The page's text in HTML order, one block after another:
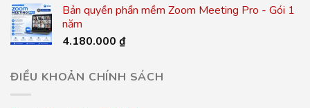
Bản quyền phần mềm Zoom Meeting Pro - Gói 1
năm
4.180.000 ₫
ĐIỀU KHOẢN CHÍNH SÁCH